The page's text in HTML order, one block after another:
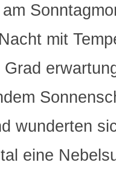
mit
wunderten
eine